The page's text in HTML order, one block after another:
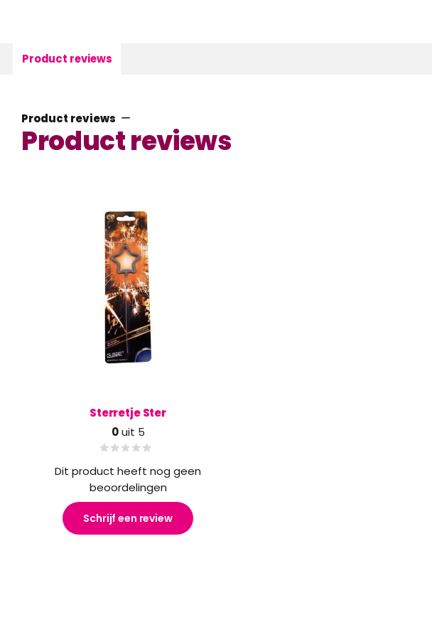
Product reviews
Product reviews
Product reviews
Sterretje Ster
0uit 5
Dit product heeft nog geen
beoordelingen
Schrijf een review